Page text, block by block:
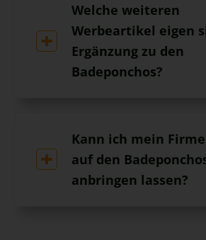
Welche weiteren
Werbeartikel eigen
Ergänzung zu den
Badeponchos?
Kann ich mein
auf den
anbringen lassen?